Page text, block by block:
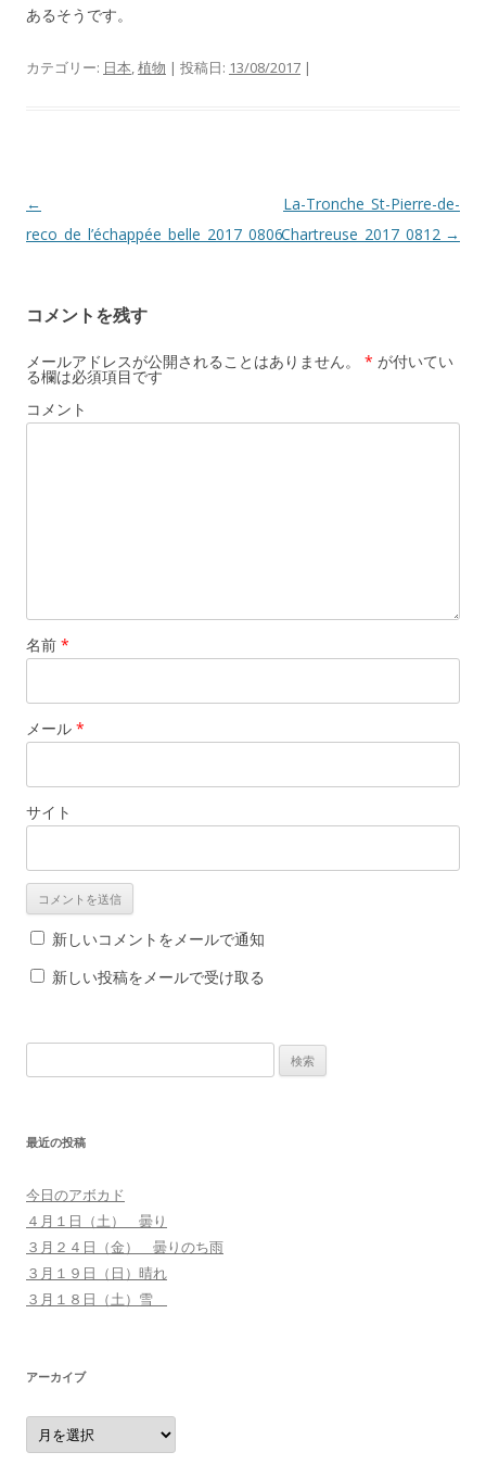
あるそうです。
カテゴリー: 日本,植物 | 投稿日: 13/08/2017 |
投
稿
ゲ
ー
シ
ョ
←
reco_de_l’échappée_belle_2017_0806
La-Tronche_St-Pierre-de-
Chartreuse_2017_0812 →
コメントを残す
メールアドレスが公開されることはありません。 * が付いてい
る欄は必須項目です
コメント
名前 *
メール *
サイト
新しいコメントをメールで通知
新しい投稿をメールで受け取る
索
最近の投稿
今日のアボカド
４月１日（土） 曇り
３月２４日（金） 曇りのち雨
３月１９日（日）晴れ
３月１８日（土）雪
アーカイブ
ア
ー
カ